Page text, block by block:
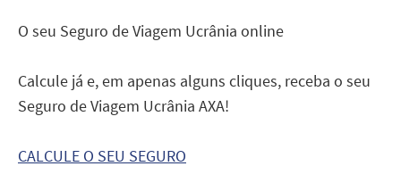
O seu Seguro de Viagem Ucrânia online
Calcule já e, em apenas alguns cliques, receba o seu
Seguro de Viagem Ucrânia AXA!
CALCULE O SEU SEGURO